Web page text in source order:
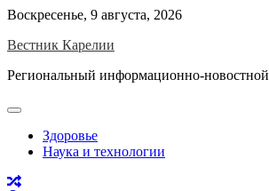
Skip
content
Воскресенье, 9 августа, 2026
Вестник Карелии
Региональный информационно-новостной
Здоровье
Наука и технологии